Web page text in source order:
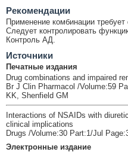
Рекомендации
Применение комбинации требует
Следует контролировать
Контроль АД.
Источники
Печатные издания
Drug combinations and impaired
Br J Clin Pharmacol /Volume:59
KK, Shenfield GM
Interactions of NSAIDs with
clinical implications
Drugs /Volume:30 Part:1/Jul
Электронные издание